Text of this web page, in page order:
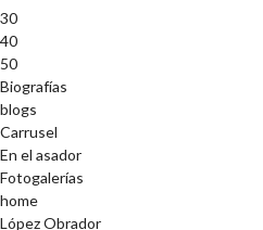
30
40
50
Biografías
blogs
Carrusel
En el asador
Fotogalerías
home
López Obrador